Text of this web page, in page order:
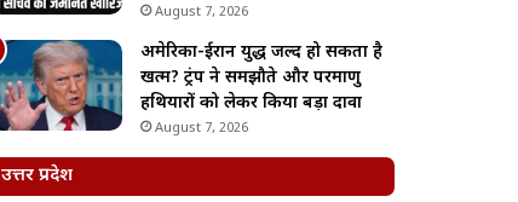
August 7, 2026
अमेरिका-ईरान युद्ध जल्द हो सकता है
खत्म? ट्रंप ने समझौते और परमाणु
हथियारों को लेकर किया बड़ा दावा
August 7, 2026
उत्तर प्रदेश